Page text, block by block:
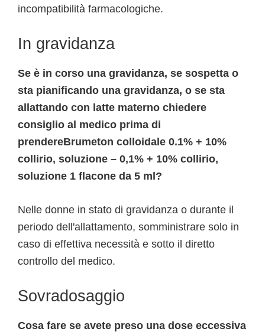
incompatibilità farmacologiche.
In gravidanza
Se è in corso una gravidanza, se sospetta o
sta pianificando una gravidanza, o se sta
allattando con latte materno chiedere
consiglio al medico prima di
prendereBrumeton colloidale 0.1% + 10%
collirio, soluzione – 0,1% + 10% collirio,
soluzione 1 flacone da 5 ml?
Nelle donne in stato di gravidanza o durante il
periodo dell'allattamento, somministrare solo in
caso di effettiva necessità e sotto il diretto
controllo del medico.
Sovradosaggio
Cosa fare se avete preso una dose eccessiva